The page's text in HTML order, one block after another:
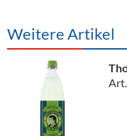
Weitere Artikel